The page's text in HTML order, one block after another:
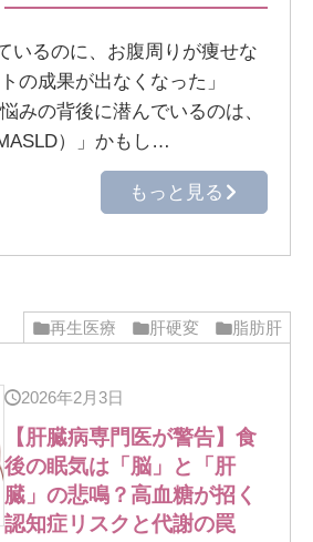
いるのに、お腹周りが痩せな
の成果が出なくなった」
の背後に潜んでいるのは、
）」かもし…
もっと見る
再生医療 肝硬変 脂肪肝
2026年2月3日
【肝臓病専門医が警告】食
後の眠気は「脳」と「肝
臓」の悲鳴？高血糖が招く
認知症リスクと代謝の罠